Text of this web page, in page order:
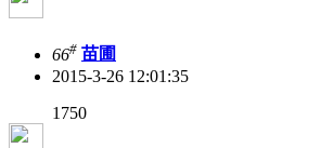
66# 苗圃
2015-3-26 12:01:35
1750